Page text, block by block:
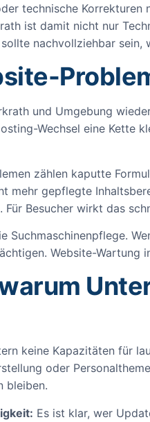
technische Korrekturen
ist damit nicht nur
nachvollziehbar sein,
und Umgebung
Wechsel eine Kette
zählen kaputte
mehr gepflegte
Für Besucher wirkt das
Suchmaschinenpflege.
Website-Wartung
keine Kapazitäten für
oder
bleiben.
Es ist klar, wer